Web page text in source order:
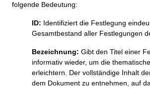
folgende Bedeutung:
ID: Identifiziert die Festlegung
Gesamtbestand aller Festlegungen
Bezeichnung: Gibt den Titel einer
informativ wieder, um die
erleichtern. Der vollständige Inhalt
dem Dokument zu entnehmen, auf